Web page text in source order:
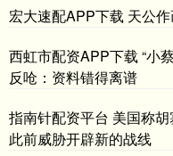
宏大速配APP下载 天公
西虹市配资APP下载 “小
反呛：资料错得离谱
指南针配资平台 美国称
此前威胁开辟新的战线